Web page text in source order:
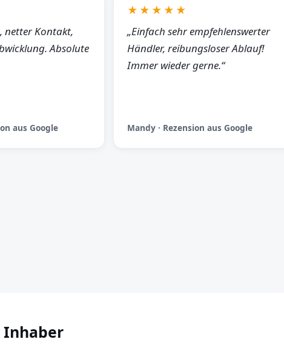
netter Kontakt,
Absolute
aus Google
★★★★★
„Einfach sehr empfehlenswerter
Händler, reibungsloser Ablauf!
Immer wieder gerne.“
Mandy · Rezension aus Google
Inhaber